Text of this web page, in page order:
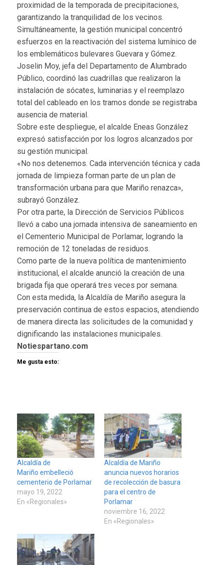
proximidad de la temporada de precipitaciones,
garantizando la tranquilidad de los vecinos.
Simultáneamente, la gestión municipal concentró
esfuerzos en la reactivación del sistema lumínico de
los emblemáticos bulevares Guevara y Gómez.
Joselin Moy, jefa del Departamento de Alumbrado
Público, coordinó las cuadrillas que realizaron la
instalación de sócates, luminarias y el reemplazo
total del cableado en los tramos donde se registraba
ausencia de material.
Sobre este despliegue, el alcalde Eneas González
expresó satisfacción por los logros alcanzados por
su gestión municipal.
«No nos detenemos. Cada intervención técnica y cada
jornada de limpieza forman parte de un plan de
transformación urbana para que Mariño renazca»,
subrayó González.
Por otra parte, la Dirección de Servicios Públicos
llevó a cabo una jornada intensiva de saneamiento en
el Cementerio Municipal de Porlamar, logrando la
remoción de 12 toneladas de residuos.
Como parte de la nueva política de mantenimiento
institucional, el alcalde anunció la creación de una
brigada fija que operará tres veces por semana.
Con esta medida, la Alcaldía de Mariño asegura la
preservación continua de estos espacios, atendiendo
de manera directa las solicitudes de la comunidad y
dignificando las instalaciones municipales.
Notiespartano.com
Me gusta esto:
Alcaldía de
Mariño embelleció
cementerio de Porlamar
mayo 19, 2022
En «Regionales»
Alcaldía de Mariño
anuncia nuevos horarios
de recolección de basura
para el centro de
Porlamar
noviembre 16, 2022
En «Regionales»